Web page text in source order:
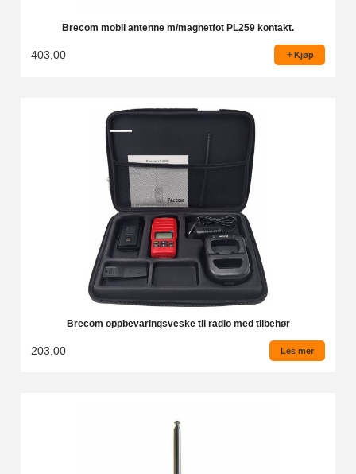
Brecom mobil antenne m/magnetfot PL259 kontakt.
403,00 Kjøp
Brecom oppbevaringsveske til radio med tilbehør
203,00 Les mer